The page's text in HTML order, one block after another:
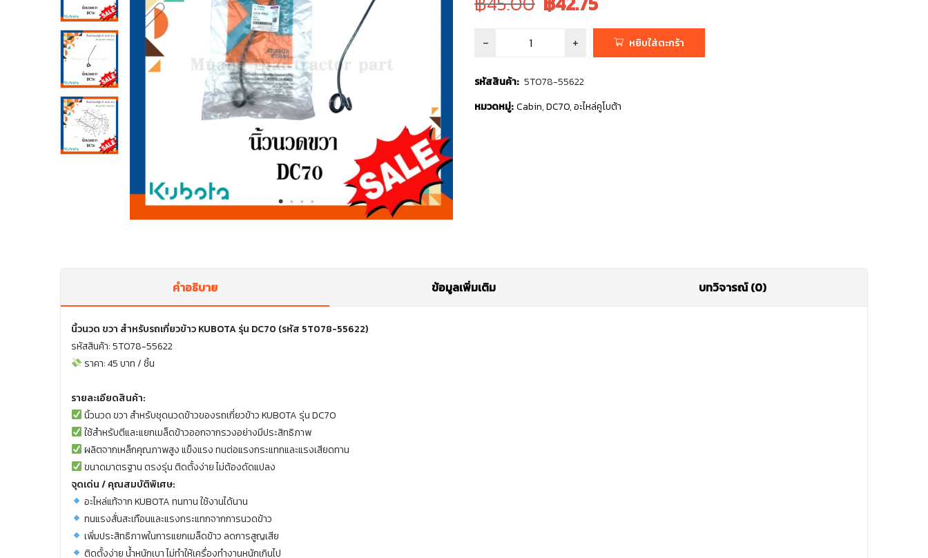
price
was:
หยิบใส่ตะกร้า
รหัสสินค้า: 5T078-55622
หมวดหมู่: Cabin,DC70,อะไหล่คูโบต้า
คำอธิบาย ข้อมูลเพิ่มเติม บทวิจารณ์ (0)
นิ้วนวด ขวา สำหรับรถเกี่ยวข้าว KUBOTA รุ่น DC70 (รหัส 5T078-55622)
รหัสสินค้า: 5T078-55622
ราคา: 45 บาท / ชิ้น
รายละเอียดสินค้า:
นิ้วนวด ขวา สำหรับชุดนวดข้าวของรถเกี่ยวข้าว KUBOTA รุ่น DC70
ใช้สำหรับตีและแยกเมล็ดข้าวออกจากรวงอย่างมีประสิทธิภาพ
ผลิตจากเหล็กคุณภาพสูง แข็งแรง ทนต่อแรงกระแทกและแรงเสียดทาน
ขนาดมาตรฐาน ตรงรุ่น ติดตั้งง่าย ไม่ต้องดัดแปลง
จุดเด่น / คุณสมบัติพิเศษ:
อะไหล่แท้จาก KUBOTA ทนทาน ใช้งานได้นาน
ทนแรงสั่นสะเทือนและแรงกระแทกจากการนวดข้าว
เพิ่มประสิทธิภาพในการแยกเมล็ดข้าว ลดการสูญเสีย
ติดตั้งง่าย น้ำหนักเบา ไม่ทำให้เครื่องทำงานหนักเกินไป